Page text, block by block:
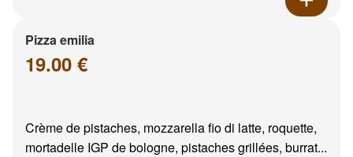
Pizza emilia
19.00 €
Crème de pistaches, mozzarella fio di latte, roquette,
mortadelle IGP de bologne, pistaches grillées, burrat...